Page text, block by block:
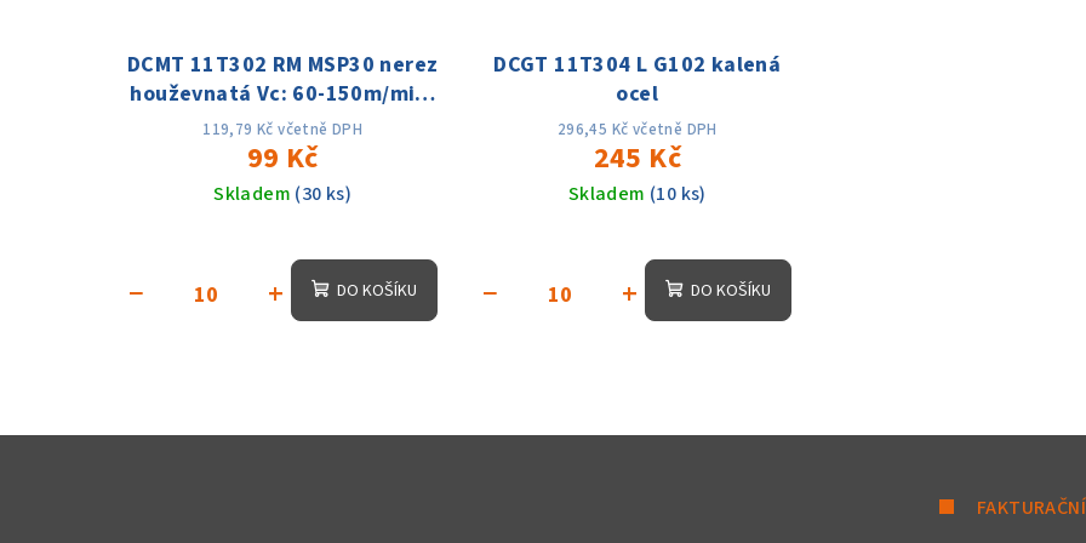
DCMT 11T302 RM MSP30 nerez
houževnatá Vc: 60-150m/min;
titan Vc: 30-70m/min, oceli do
35Hrc Vc: 100-200m/min, Ap:
0.6-1.5mm (až 4mm), f: 0.05-
0.2
119,79 Kč včetně DPH
99 Kč
Skladem (30 ks)
+
− DO KOŠÍKU
DCGT 11T304 L G102 kalená
ocel
296,45 Kč včetně DPH
245 Kč
Skladem (10 ks)
+
− DO KOŠÍKU